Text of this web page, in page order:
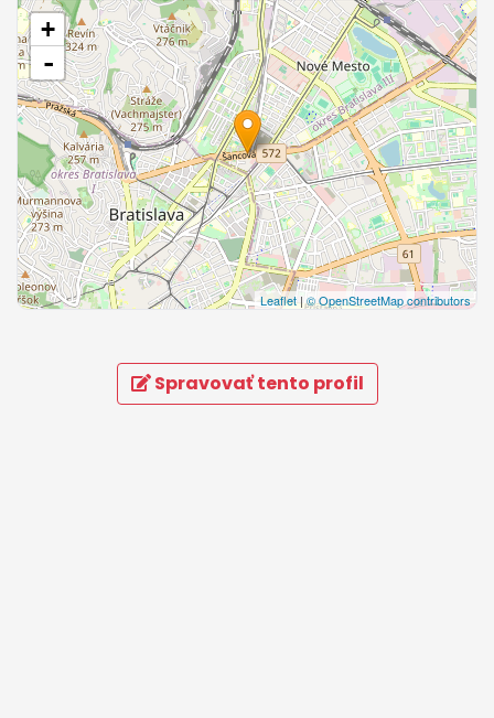
+
-
Leaflet|© OpenStreetMap contributors
Spravovať tento profil